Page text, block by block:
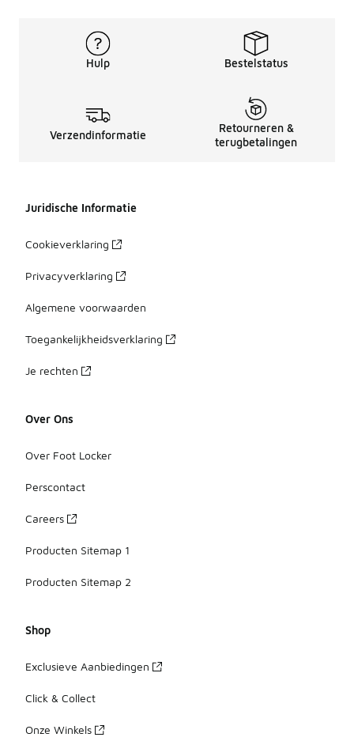
Hulp Bestelstatus
Verzendinformatie
Retourneren &
terugbetalingen
Juridische Informatie
Cookieverklaring
Privacyverklaring
Algemene voorwaarden
Toegankelijkheidsverklaring
Je rechten
Over Ons
Over Foot Locker
Perscontact
Careers
Producten Sitemap 1
Producten Sitemap 2
Shop
Exclusieve Aanbiedingen
Click & Collect
Onze Winkels